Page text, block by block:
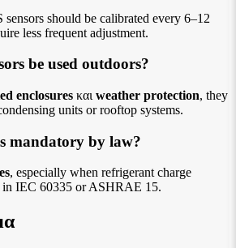
should be calibrated every 6–12
less frequent adjustment.
be used outdoors?
enclosures και weather protection, they
units or rooftop systems.
mandatory by law?
, especially when refrigerant charge
in IEC 60335 or ASHRAE 15.